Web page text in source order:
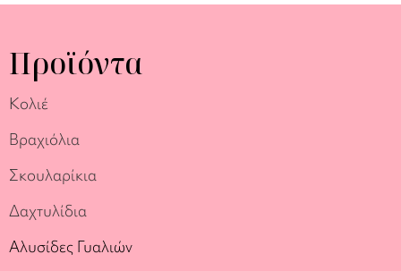
Προϊόντα
Κολιέ
Βραχιόλια
Σκουλαρίκια
Δαχτυλίδια
Αλυσίδες Γυαλιών